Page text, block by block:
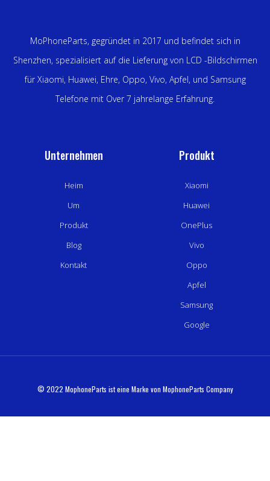
MoPhoneParts, gegründet in 2017 und befindet sich in
Shenzhen, spezialisiert auf die Lieferung von LCD -Bildschirmen
für Xiaomi, Huawei, Ehre, Oppo, Vivo, Apfel, und Samsung
Telefone mit Over 7 jahrelange Erfahrung.
Unternehmen
Heim
Um
Produkt
Blog
Kontakt
Produkt
Xiaomi
Huawei
OnePlus
Vivo
Oppo
Apfel
Samsung
Google
© 2022 MophoneParts ist eine Marke von MophoneParts Company